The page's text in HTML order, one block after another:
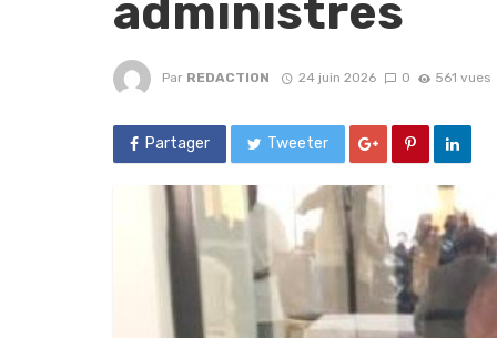
administrés
Par REDACTION 24 juin 2026 0 561 vues
Partager Tweeter